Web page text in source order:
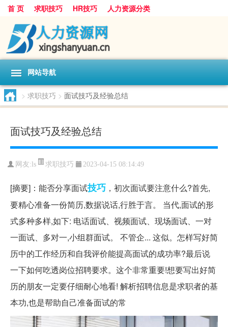
首 页 求职技巧 HR技巧 人力资源分类
网站导航
> 求职技巧 > 面试技巧及经验总结
面试技巧及经验总结
网友:ls 求职技巧 2023-04-15 08:14:49
[摘要]：能否分享面试技巧 ，初次面试要注意什么?首先,
要精心准备一份简历,数据说话,行胜于言。 当代,面试的形
式多种多样,如下: 电话面试、视频面试、现场面试、一对
一面试、多对一,小组群面试。 不管企... 这似。怎样写好简
历中的工作经历和自我评价能提高面试的成功率?最后说
一下如何吃透岗位招聘要求。这个非常重要!想要写出好简
历的朋友一定要仔细耐心地看! 解析招聘信息是求职者的基
本功,也是帮助自己准备面试的常